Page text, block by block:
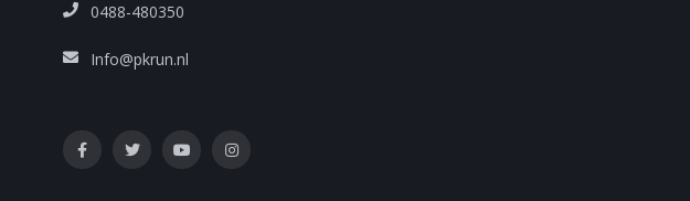
0488-480350
Info@pkrun.nl